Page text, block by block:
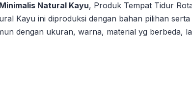
Natural Kayu, Produk Tempat Tidur
Kayu ini diproduksi dengan bahan pilihan
dengan ukuran, warna, material yg berbeda,